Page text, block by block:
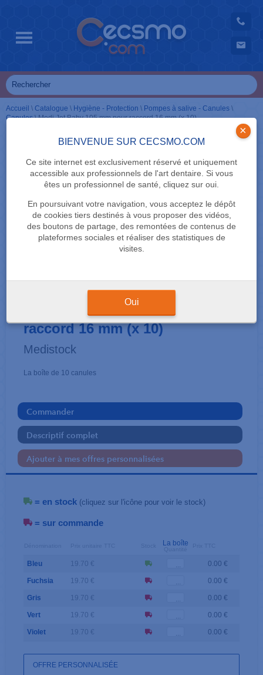
BIENVENUE SUR CECSMO.COM
Ce site internet est exclusivement réservé et uniquement
accessible aux professionnels de l'art dentaire. Si vous
êtes un professionnel de santé, cliquez sur oui.
En poursuivant votre navigation, vous acceptez le dépôt
de cookies tiers destinés à vous proposer des vidéos,
des boutons de partage, des remontées de contenus de
plateformes sociales et réaliser des statistiques de
visites.
×
Oui
Accueil \ Catalogue \ Hygiène - Protection \ Pompes à salive - Canules \
Canules\Medi Jet Baby 105 mm pour raccord 16 mm (x 10)
Medi Jet Baby 105 mm pour
raccord 16 mm (x 10)
Medistock
La boîte de 10 canules
Commander
Descriptif complet
Ajouter à mes offres personnalisées
= en stock (cliquez sur l'icône pour voir le stock)
= sur commande
La boîte
Bleu 19.70 € 0.00 €
Fuchsia 19.70 € 0.00 €
Gris 19.70 € 0.00 €
Vert 19.70 € 0.00 €
Violet 19.70 € 0.00 €
OFFRE PERSONNALISÉE